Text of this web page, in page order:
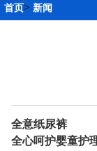
首页> 新闻
全意纸尿裤
全心呵护婴童护